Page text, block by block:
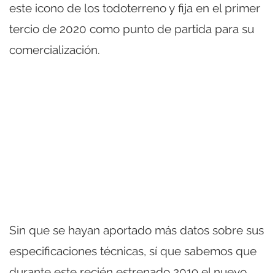
este icono de los todoterreno y fija en el primer
tercio de 2020 como punto de partida para su
comercialización.
Sin que se hayan aportado más datos sobre sus
especificaciones técnicas, sí que sabemos que